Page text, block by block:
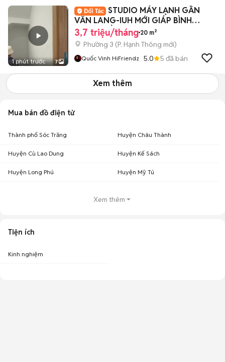
1 phút trước 7
STUDIO MÁY LẠNH GẦN
VĂN LANG-IUH MỚI GIÁP BÌNH
THẠNH GẦN CVIEN GIADINH
3,7 triệu/tháng 20 m²
Phường 3 (P. Hạnh Thông mới)
Quốc Vinh HiFriendz 5.0 5 đã bán
Xem thêm
Mua bán đồ điện tử
Thành phố Sóc Trăng Huyện Châu Thành
Huyện Cù Lao Dung Huyện Kế Sách
Huyện Long Phú Huyện Mỹ Tú
Xem thêm
Tiện ích
Kinh nghiệm